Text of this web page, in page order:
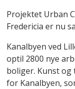
Projektet Urban
Fredericia er nu
Kanalbyen ved
optil 2800 nye
boliger. Kunst
for Kanalbyen,